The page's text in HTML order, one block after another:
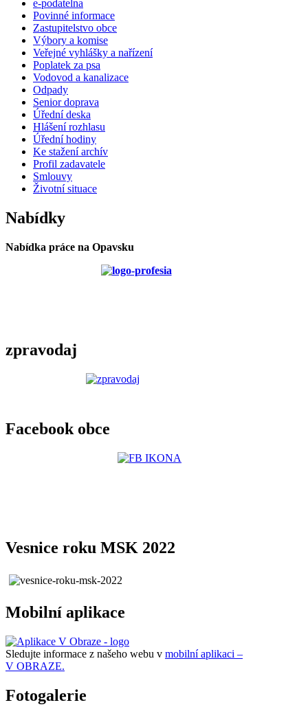
e-podatelna
Povinné informace
Zastupitelstvo obce
Výbory a komise
Veřejné vyhlášky a nařízení
Poplatek za psa
Vodovod a kanalizace
Odpady
Senior doprava
Úřední deska
Hlášení rozhlasu
Úřední hodiny
Ke stažení archív
Profil zadavatele
Smlouvy
Životní situace
Nabídky
Nabídka práce na Opavsku
zpravodaj
Facebook obce
Vesnice roku MSK 2022
Mobilní aplikace
Sledujte informace z našeho webu v mobilní aplikaci –
V OBRAZE.
Fotogalerie